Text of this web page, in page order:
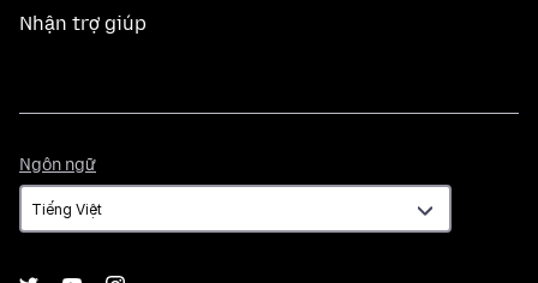
Nhận trợ giúp
Ngôn ngữ
ngữ